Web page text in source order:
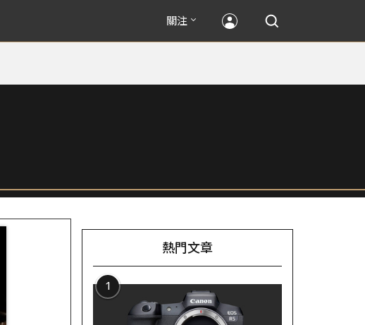
關注
熱門文章
1